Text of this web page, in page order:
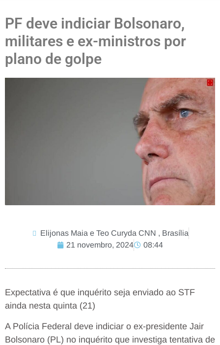
PF deve indiciar Bolsonaro,
militares e ex-ministros por
plano de golpe
Elijonas Maia e Teo Curyda CNN , Brasília
21 novembro, 2024
08:44
Expectativa é que inquérito seja enviado ao STF
ainda nesta quinta (21)
A Polícia Federal deve indiciar o ex-presidente Jair
Bolsonaro (PL) no inquérito que investiga tentativa de